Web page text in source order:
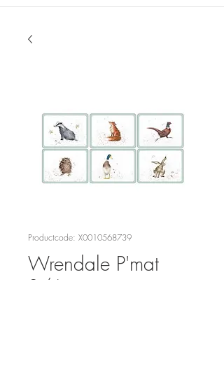
Productcode: X0010568739
Wrendale P'mat
S/6